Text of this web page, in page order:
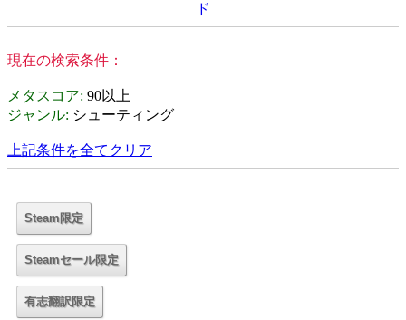
ド
現在の検索条件：
メタスコア: 90以上
ジャンル: シューティング
上記条件を全てクリア